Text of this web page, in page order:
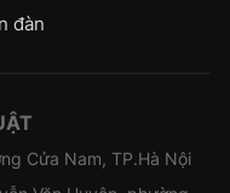
đàn
Cửa Nam, TP.Hà Nội